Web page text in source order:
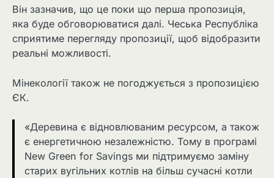
Він зазначив, що це поки що перша пропозиція,
яка буде обговорюватися далі. Чеська Республіка
сприятиме перегляду пропозиції, щоб відобразити
реальні можливості.
Мінекології також не погоджується з пропозицією
ЄК.
«Деревина є відновлюваним ресурсом, а також
є енергетичною незалежністю. Тому в програмі
New Green for Savings ми підтримуємо заміну
старих вугільних котлів на більш сучасні котли